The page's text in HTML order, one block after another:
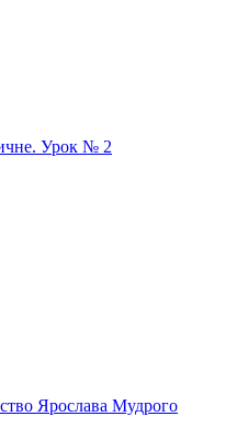
Урок № 2
Ярослава Мудрого